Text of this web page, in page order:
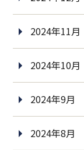
2024年11月
2024年10月
2024年9月
2024年8月